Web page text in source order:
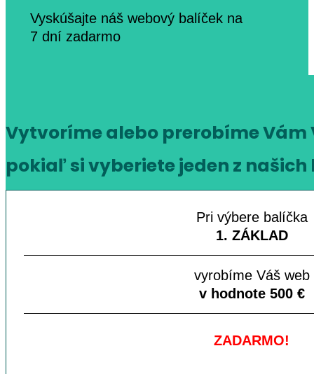
Vyskúšajte náš webový balíček na
7 dní zadarmo
Vytvoríme alebo prerobíme Vám
pokiaľ si vyberiete jeden z
Pri výbere balíčka
1. ZÁKLAD
vyrobíme Váš web
v hodnote 500 €
ZADARMO!